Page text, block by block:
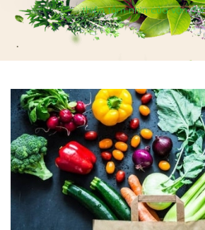
thiện tầm nhìn của vận